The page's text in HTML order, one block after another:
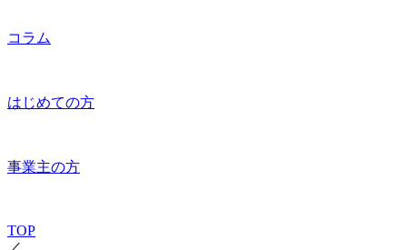
コラム
はじめての方
事業主の方
TOP